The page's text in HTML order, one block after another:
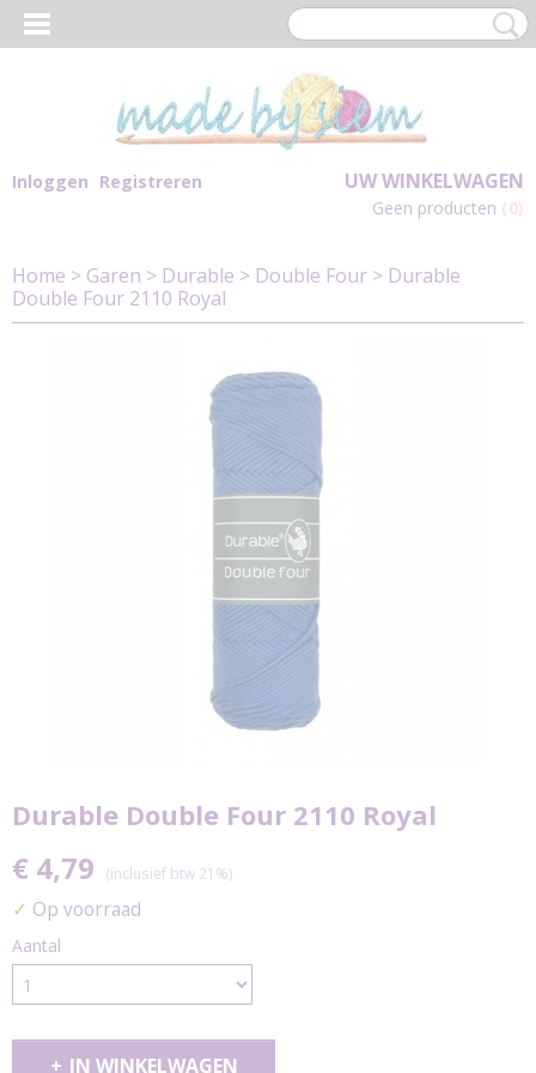
Inloggen Registreren UW WINKELWAGEN
Geen producten (0)
Home > Garen > Durable > Double Four > Durable
Double Four 2110 Royal
Durable Double Four 2110 Royal
€ 4,79 (inclusief btw 21%)
✓ Op voorraad
Aantal
IN WINKELWAGEN